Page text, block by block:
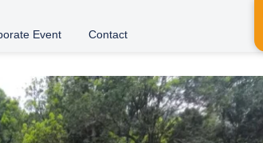
Event
Contact